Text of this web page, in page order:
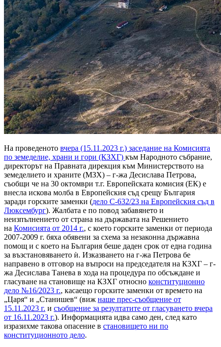
На проведеното вчера (15.11.2023 г.) заседание на Комисията
по земеделие, храни и гори (КЗХГ) към Народното събрание,
директорът на Правната дирекция към Министерството на
земеделието и храните (МЗХ) – г-жа Десислава Петрова,
съобщи че на 30 октомври т.г. Европейската комисия (ЕК) е
внесла искова молба в Европейския съд срещу България
заради горските заменки (дело С-632/23 на Европейския съд в
Люксембург). Жалбата е по повод забавянето и
неизпълнението от страна на държавата на Решението
на Комисията от 2014 г., с което горските заменки от периода
2007-2009 г. бяха обявени за схема за незаконна държавна
помощ и с което на България беше даден срок от една година
за възстановяването ѝ. Изказването на г-жа Петрова бе
направено в отговор на въпроси на председателя на КЗХГ – г-
жа Десислава Танева в хода на процедура по обсъждане и
гласуване на становище на КЗХГ относно конституционно
дело №16/2023 г., касаещо горските заменки от времето на
„Царя“ и „Станишев“ (виж наше прес-съобщение от
15.11.2023 г. и съобщение за резултатите от гласуването вчера
от 16.11.2023 г.). Информацията идва само ден, след като
изразихме такова опасение в становището ни по
конституционното дело.